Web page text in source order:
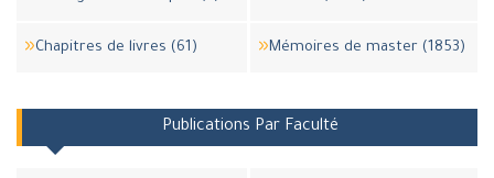
Chapitres de livres (61) Mémoires de master (1853)
Publications Par Faculté